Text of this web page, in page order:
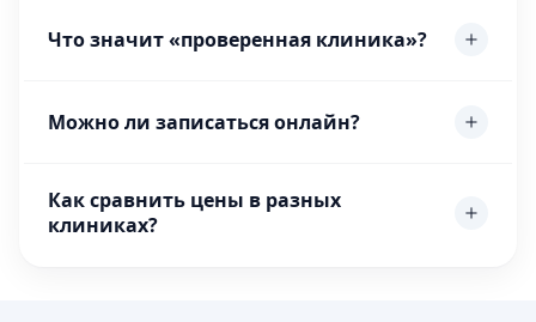
Что значит «проверенная клиника»?
Можно ли записаться онлайн?
Как сравнить цены в разных
клиниках?